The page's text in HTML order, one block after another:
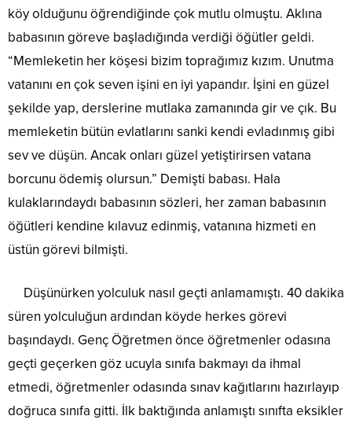
köy olduğunu öğrendiğinde çok mutlu olmuştu. Aklına
babasının göreve başladığında verdiği öğütler geldi.
“Memleketin her köşesi bizim toprağımız kızım. Unutma
vatanını en çok seven işini en iyi yapandır. İşini en güzel
şekilde yap, derslerine mutlaka zamanında gir ve çık. Bu
memleketin bütün evlatlarını sanki kendi evladınmış gibi
sev ve düşün. Ancak onları güzel yetiştirirsen vatana
borcunu ödemiş olursun.” Demişti babası. Hala
kulaklarındaydı babasının sözleri, her zaman babasının
öğütleri kendine kılavuz edinmiş, vatanına hizmeti en
üstün görevi bilmişti.
Düşünürken yolculuk nasıl geçti anlamamıştı. 40 dakika
süren yolculuğun ardından köyde herkes görevi
başındaydı. Genç Öğretmen önce öğretmenler odasına
geçti geçerken göz ucuyla sınıfa bakmayı da ihmal
etmedi, öğretmenler odasında sınav kağıtlarını hazırlayıp
doğruca sınıfa gitti. İlk baktığında anlamıştı sınıfta eksikler